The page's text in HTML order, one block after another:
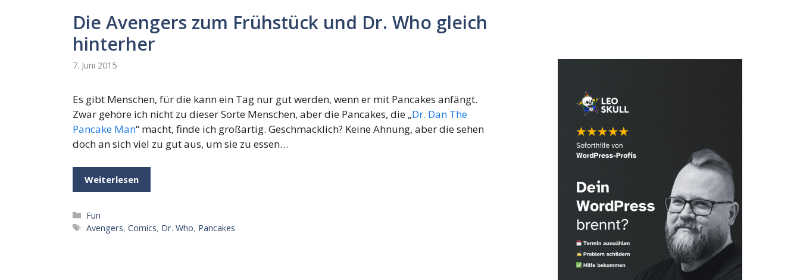
Die Avengers zum Frühstück und Dr. Who gleich
hinterher
7. Juni 2015
Es gibt Menschen, für die kann ein Tag nur gut werden, wenn er mit Pancakes anfängt.
Zwar gehöre ich nicht zu dieser Sorte Menschen, aber die Pancakes, die „Dr. Dan The
Pancake Man“ macht, finde ich großartig. Geschmacklich? Keine Ahnung, aber die sehen
doch an sich viel zu gut aus, um sie zu essen…
Weiterlesen
Kategorien
Fun
Schlagwörter
Avengers,Comics, Dr. Who, Pancakes